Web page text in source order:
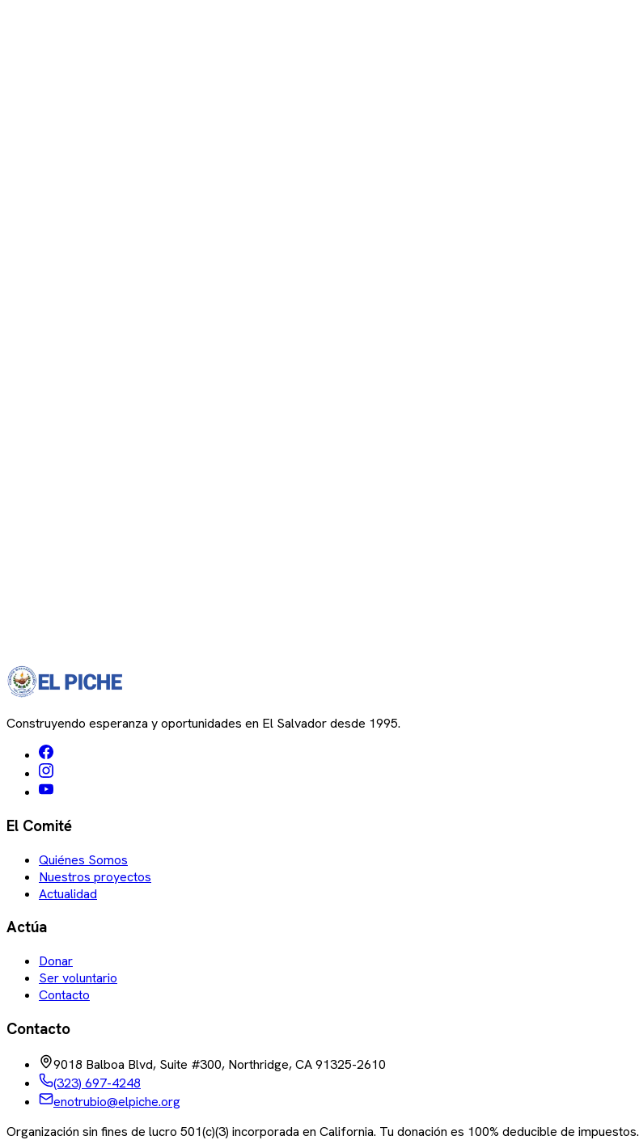
Construyendo esperanza y oportunidades en El Salvador desde 1995.
El Comité
Quiénes Somos
Nuestros proyectos
Actualidad
Actúa
Donar
Ser voluntario
Contacto
Contacto
9018 Balboa Blvd, Suite #300, Northridge, CA 91325-2610
(323) 697-4248
enotrubio@elpiche.org
Organización sin fines de lucro 501(c)(3) incorporada en California. Tu donación es 100% deducible de impuestos.